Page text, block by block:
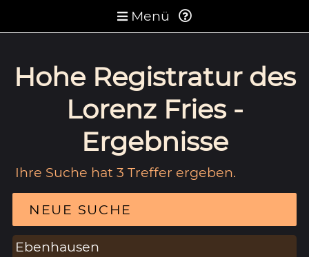
Menü
Hohe Registratur des
Lorenz Fries -
Ergebnisse
Ihre Suche hat 3 Treffer ergeben.
NEUE SUCHE
Ebenhausen